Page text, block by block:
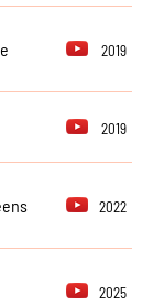
2019
2019
2022
2025